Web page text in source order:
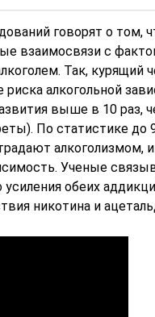
говорят о том,
взаимосвязи с
Так, курящий
риска алкогольной
выше в 10 раз,
По статистике до
алкоголизмом,
Ученые
обеих
никотина и